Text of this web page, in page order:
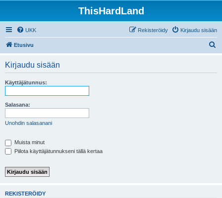
ThisHardLand
UKK Kirjaudu sisään
Rekisteröidy
Etusivu
Kirjaudu sisään
Käyttäjätunnus:
Salasana:
Unohdin salasanani
Muista minut
Piilota käyttäjätunnukseni tällä kertaa
REKISTERÖIDY